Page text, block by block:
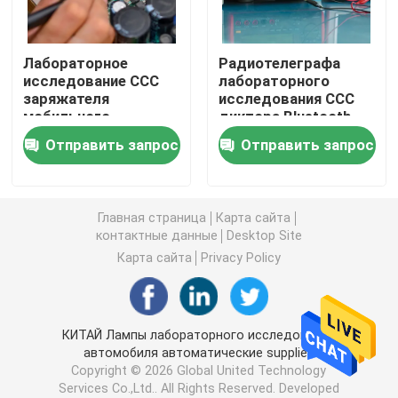
Испытывать бытовой техники
Лаборатория теста RF
Лаборатория батареи испытывая
Лаборатория игрушки испытывая
Лаборатории FCC испытывая
Лабораторное
исследование CCC
заряжателя
мобильного
устройства
беспроводное в
китайском
подлинности
третьей стороны
Отправить запрос
Радиотелеграфа
лабораторного
исследования CCC
диктора Bluetooth
обслуживание
удостоверения
подлинности
небольшого
электронное
Отправить запрос
Главная страница
Карта сайта
контактные данные
Desktop Site
Карта сайта
Privacy Policy
КИТАЙ Лампы лабораторного исследования
автомобиля автоматические supplier.
Copyright © 2026 Global United Technology
Services Co.,Ltd.. All Rights Reserved. Developed